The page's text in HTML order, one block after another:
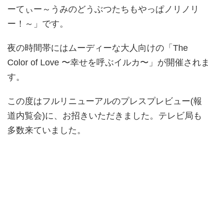
ーてぃー～うみのどうぶつたちもやっぱノリノリ
ー！～」です。
夜の時間帯にはムーディーな大人向けの「The
Color of Love 〜幸せを呼ぶイルカ〜」が開催されま
す。
この度はフルリニューアルのプレスプレビュー(報
道内覧会)に、お招きいただきました。テレビ局も
多数来ていました。